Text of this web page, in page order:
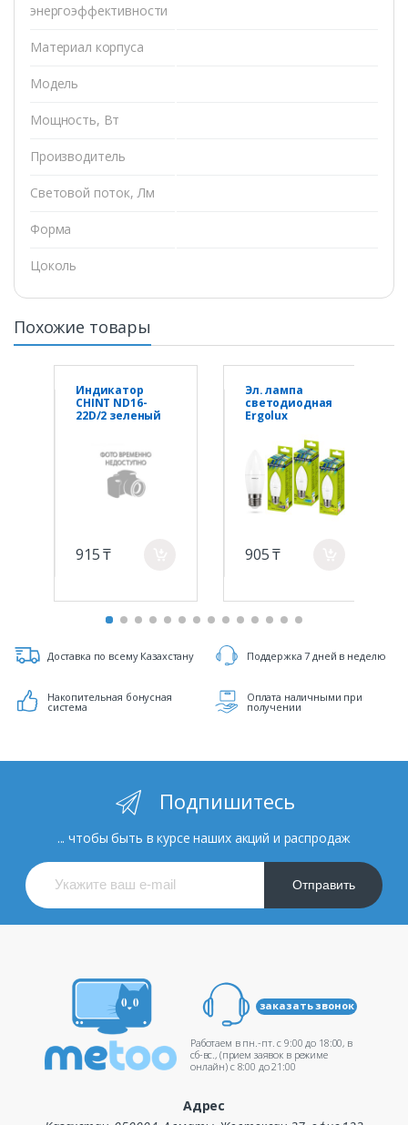
энергоэффективности
Материал корпуса
Модель
Мощность, Вт
Производитель
Световой поток, Лм
Форма
Цоколь
Похожие товары
Индикатор
CHINT ND16-
22D/2 зеленый
915 ₸
Эл. лампа
светодиодная
Ergolux
т, Холодный
905 ₸
Доставка по всему Казахстану Поддержка 7 дней в неделю
Накопительная бонусная
система
Оплата наличными при
получении
Подпишитесь
... чтобы быть в курсе наших акций и распродаж
Отправить
заказать звонок
Работаем в пн.-пт. c 9:00 до 18:00, в
сб-вс., (прием заявок в режиме
онлайн) c 8:00 до 21:00
Адрес